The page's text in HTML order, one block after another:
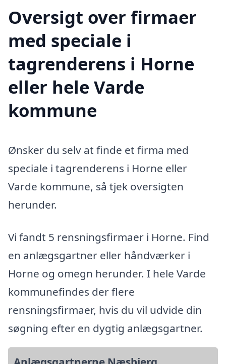
Oversigt over firmaer
med speciale i
tagrenderens i Horne
eller hele Varde
kommune
Ønsker du selv at finde et firma med
speciale i tagrenderens i Horne eller
Varde kommune, så tjek oversigten
herunder.
Vi fandt 5 rensningsfirmaer i Horne. Find
en anlægsgartner eller håndværker i
Horne og omegn herunder. I hele Varde
kommunefindes der flere
rensningsfirmaer, hvis du vil udvide din
søgning efter en dygtig anlægsgartner.